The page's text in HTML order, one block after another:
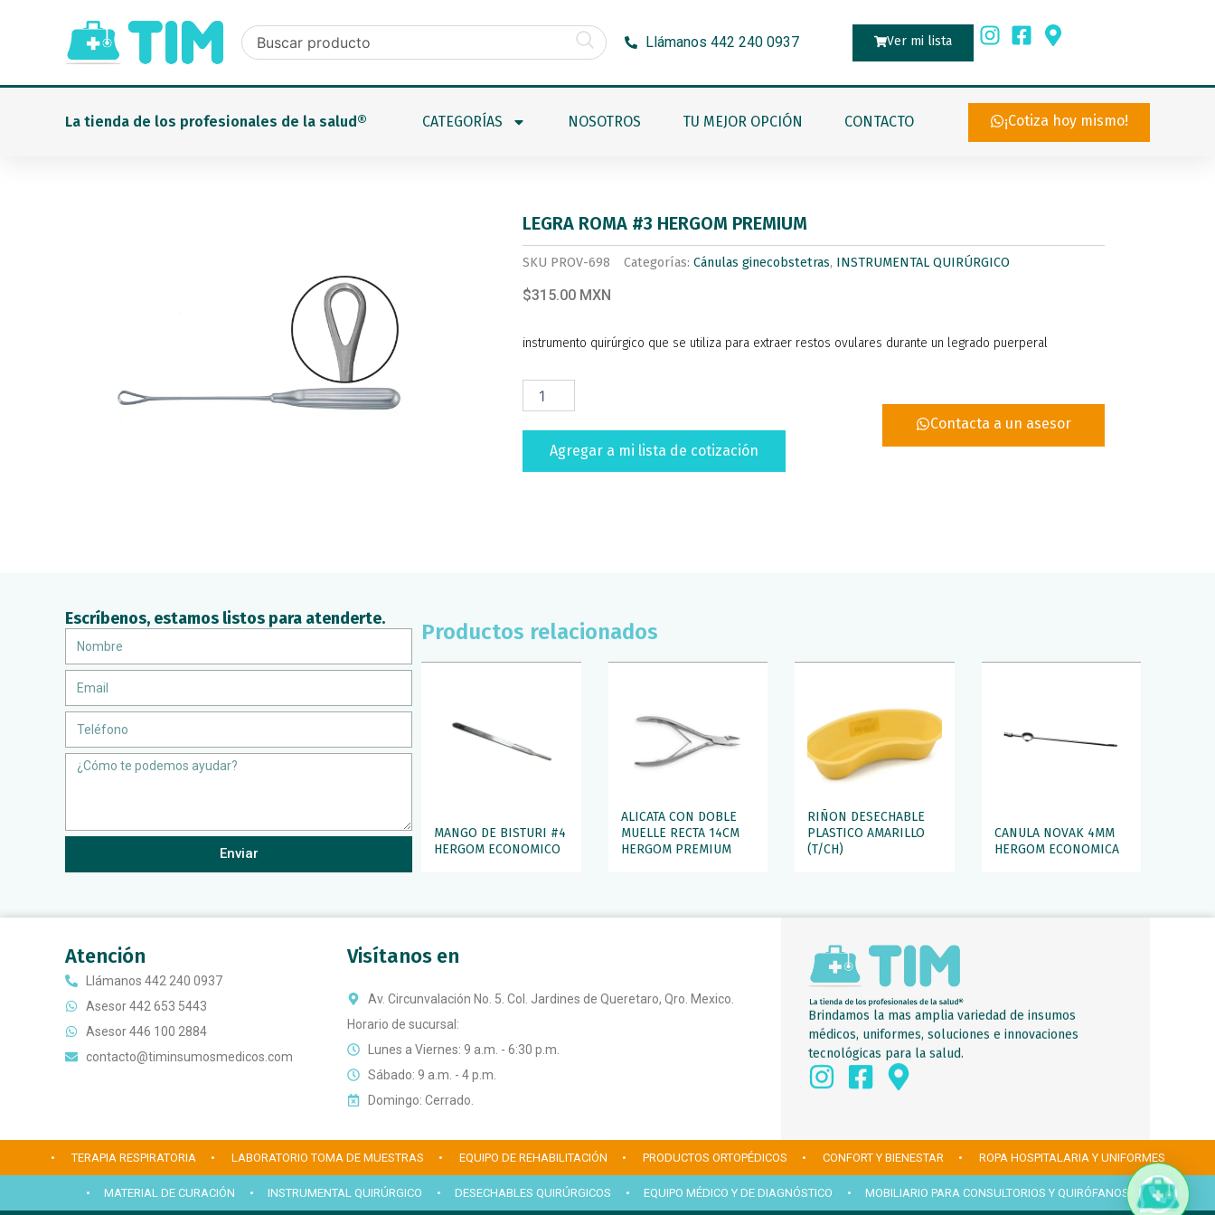
contenido
Llámanos 442 240 0937 Ver mi lista
La tienda de los profesionales de la salud® CATEGORÍAS NOSOTROS TU MEJOR OPCIÓN CONTACTO ¡Cotiza hoy mismo!
LEGRA ROMA #3 HERGOM PREMIUM
SKU PROV-698 Categorías: Cánulas ginecobstetras, INSTRUMENTAL QUIRÚRGICO
$315.00 MXN
instrumento quirúrgico que se utiliza para extraer restos ovulares durante un legrado puerperal
LEGRA
ROMA
PREMIUM
cantidad
Agregar a mi lista de cotización
Contacta a un asesor
Escríbenos, estamos listos para atenderte.
Message
Enviar
Productos relacionados
MANGO DE BISTURI #4
HERGOM ECONOMICO
ALICATA CON DOBLE
MUELLE RECTA 14CM
HERGOM PREMIUM
RIÑON DESECHABLE
PLASTICO AMARILLO
(T/CH)
CANULA NOVAK 4MM
HERGOM ECONOMICA
Atención
Llámanos 442 240 0937
Asesor 442 653 5443
Asesor 446 100 2884
contacto@timinsumosmedicos.com
Visítanos en
Av. Circunvalación No. 5. Col. Jardines de Queretaro, Qro. Mexico.
Horario de sucursal:
Lunes a Viernes: 9 a.m. - 6:30 p.m.
Sábado: 9 a.m. - 4 p.m.
Domingo: Cerrado.
Brindamos la mas amplia variedad de insumos
médicos, uniformes, soluciones e innovaciones
tecnológicas para la salud.
• TERAPIA RESPIRATORIA • LABORATORIO TOMA DE MUESTRAS • EQUIPO DE REHABILITACIÓN • PRODUCTOS ORTOPÉDICOS • CONFORT Y BIENESTAR • ROPA HOSPITALARIA Y UNIFORMES
• MATERIAL DE CURACIÓN • INSTRUMENTAL QUIRÚRGICO • DESECHABLES QUIRÚRGICOS • EQUIPO MÉDICO Y DE DIAGNÓSTICO • MOBILIARIO PARA CONSULTORIOS Y QUIRÓFANOS